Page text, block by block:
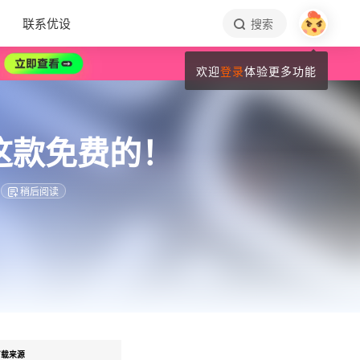
联系优设 搜索
款免费的！
稍后阅读
来源
欢迎登录体验更多功能